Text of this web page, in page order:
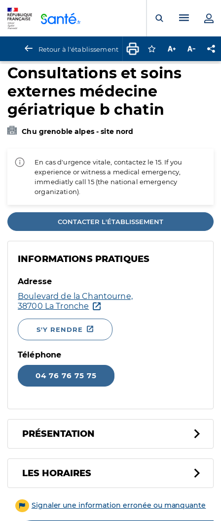
Ouvrir laMenu
Retour à l'établissement Connectez-vous
Augmenter la
Consultations et soins
externes médecine
gériatrique b chatin
Chu grenoble alpes - site nord
En cas d'urgence vitale, contactez le 15. If you
experience or witness a medical emergency,
immediatly call 15 (the national emergency
organization).
CONTACTER L'ÉTABLISSEMENT
INFORMATIONS PRATIQUES
Adresse
Boulevard de la Chantourne,
38700 La Tronche
S'Y RENDRE
Téléphone
04 76 76 75 75
PRÉSENTATION
LES HORAIRES
Signaler une information erronée ou manquante